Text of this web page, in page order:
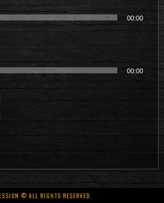
00:00
00:00
© ALL RIGHTS RESERVED.